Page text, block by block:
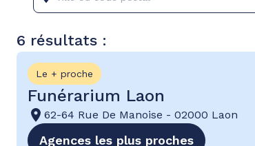
6 résultats :
Le + proche
Funérarium Laon
62-64 Rue De Manoise - 02000 Laon
Agences les plus proches